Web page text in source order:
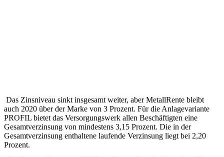
Das Zinsniveau sinkt insgesamt weiter, aber MetallRente bleibt
auch 2020 über der Marke von 3 Prozent. Für die Anlagevariante
PROFIL bietet das Versorgungswerk allen Beschäftigten eine
Gesamtverzinsung von mindestens 3,15 Prozent. Die in der
Gesamtverzinsung enthaltene laufende Verzinsung liegt bei 2,20
Prozent.